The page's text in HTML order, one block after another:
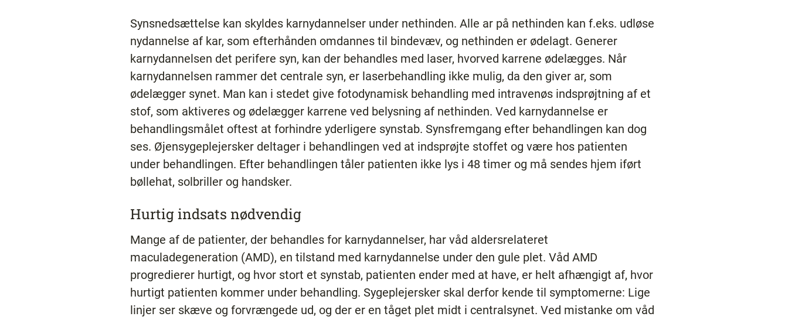
Synsnedsættelse kan skyldes karnydannelser under nethinden. Alle ar på nethinden kan f.eks. udløse
nydannelse af kar, som efterhånden omdannes til bindevæv, og nethinden er ødelagt. Generer
karnydannelsen det perifere syn, kan der behandles med laser, hvorved karrene ødelægges. Når
karnydannelsen rammer det centrale syn, er laserbehandling ikke mulig, da den giver ar, som
ødelægger synet. Man kan i stedet give fotodynamisk behandling med intravenøs indsprøjtning af et
stof, som aktiveres og ødelægger karrene ved belysning af nethinden. Ved karnydannelse er
behandlingsmålet oftest at forhindre yderligere synstab. Synsfremgang efter behandlingen kan dog
ses. Øjensygeplejersker deltager i behandlingen ved at indsprøjte stoffet og være hos patienten
under behandlingen. Efter behandlingen tåler patienten ikke lys i 48 timer og må sendes hjem iført
bøllehat, solbriller og handsker.
Hurtig indsats nødvendig
Mange af de patienter, der behandles for karnydannelser, har våd aldersrelateret
maculadegeneration (AMD), en tilstand med karnydannelse under den gule plet. Våd AMD
progredierer hurtigt, og hvor stort et synstab, patienten ender med at have, er helt afhængigt af, hvor
hurtigt patienten kommer under behandling. Sygeplejersker skal derfor kende til symptomerne: Lige
linjer ser skæve og forvrængede ud, og der er en tåget plet midt i centralsynet. Ved mistanke om våd